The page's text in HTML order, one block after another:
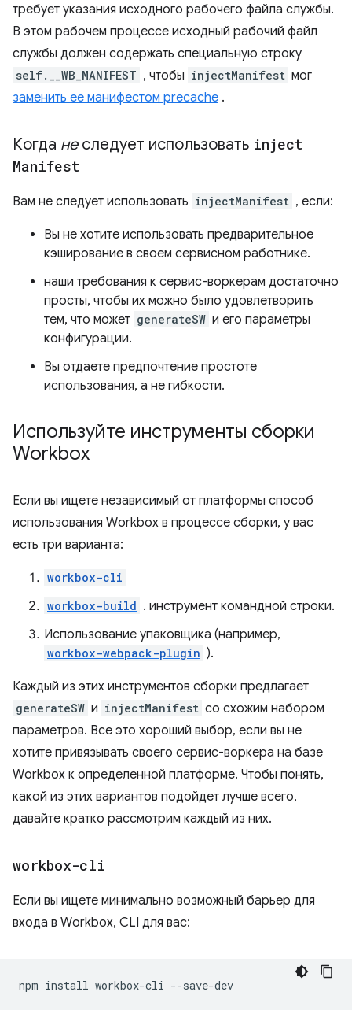
требует указания исходного рабочего файла службы.
В этом рабочем процессе исходный рабочий файл
службы должен содержать специальную строку
self.__WB_MANIFEST , чтобы injectManifest мог
заменить ее манифестом precache .
Когда неследует использовать inject
Manifest
Вам не следует использовать injectManifest , если:
Вы не хотите использовать предварительное
кэширование в своем сервисном работнике.
наши требования к сервис-воркерам достаточно
просты, чтобы их можно было удовлетворить
тем, что может generateSW и его параметры
конфигурации.
Вы отдаете предпочтение простоте
использования, а не гибкости.
Используйте инструменты сборки
Workbox
Если вы ищете независимый от платформы способ
использования Workbox в процессе сборки, у вас
есть три варианта:
workbox-cli
workbox-build . инструмент командной строки.
Использование упаковщика (например,
workbox-webpack-plugin ).
Каждый из этих инструментов сборки предлагает
generateSW и injectManifest со схожим набором
параметров. Все это хороший выбор, если вы не
хотите привязывать своего сервис-воркера на базе
Workbox к определенной платформе. Чтобы понять,
какой из этих вариантов подойдет лучше всего,
давайте кратко рассмотрим каждый из них.
workbox-cli
Если вы ищете минимально возможный барьер для
входа в Workbox, CLI для вас:
npm install workbox-cli